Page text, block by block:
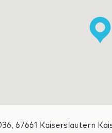
67661 Kaiserslautern